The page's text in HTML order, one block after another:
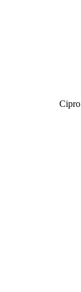
Cipro